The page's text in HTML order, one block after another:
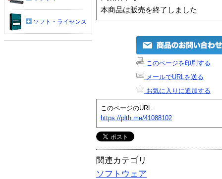
本商品は販売を終了しました
このページを印刷する
メールでURLを送る
お気に入りに追加する
このページのURL
https://plth.me/41088102
関連カテゴリ
ソフトウェア
ソフト・ライセンス